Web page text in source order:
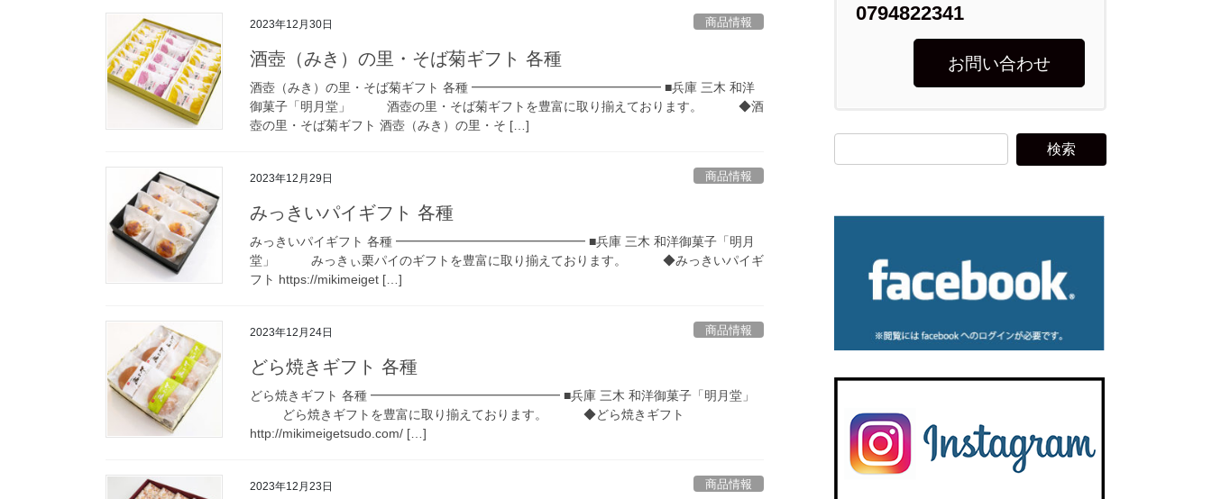
2023年12月30日 商品情報
酒壺（みき）の里・そば菊ギフト 各種
酒壺（みき）の里・そば菊ギフト 各種 ━━━━━━━━━━━━━━━ ■兵庫 三木 和洋
御菓子「明月堂」 酒壺の里・そば菊ギフトを豊富に取り揃えております。 ◆酒
壺の里・そば菊ギフト 酒壺（みき）の里・そ […]
2023年12月29日 商品情報
みっきいパイギフト 各種
みっきいパイギフト 各種 ━━━━━━━━━━━━━━━ ■兵庫 三木 和洋御菓子「明月
堂」 みっきぃ栗パイのギフトを豊富に取り揃えております。 ◆みっきいパイギ
フト https://mikimeiget […]
2023年12月24日 商品情報
どら焼きギフト 各種
どら焼きギフト 各種 ━━━━━━━━━━━━━━━ ■兵庫 三木 和洋御菓子「明月堂」
どら焼きギフトを豊富に取り揃えております。 ◆どら焼きギフト
http://mikimeigetsudo.com/ […]
2023年12月23日 商品情報
0794822341
お問い合わせ